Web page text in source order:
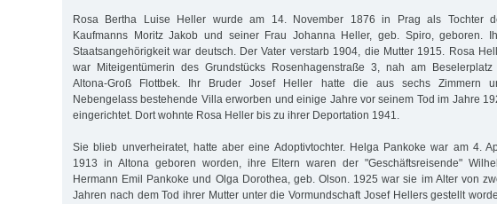
Rosa Bertha Luise Heller wurde am 14. November 1876 in Prag als Tochter
Kaufmanns Moritz Jakob und seiner Frau Johanna Heller, geb. Spiro, geboren.
Staatsangehörigkeit war deutsch. Der Vater verstarb 1904, die Mutter 1915. Rosa
war Miteigentümerin des Grundstücks Rosenhagenstraße 3, nah am Beselerplatz
Altona-Groß Flottbek. Ihr Bruder Josef Heller hatte die aus sechs Zimmern
Nebengelass bestehende Villa erworben und einige Jahre vor seinem Tod im Jahre
eingerichtet. Dort wohnte Rosa Heller bis zu ihrer Deportation 1941.
Sie blieb unverheiratet, hatte aber eine Adoptivtochter. Helga Pankoke war am 4.
1913 in Altona geboren worden, ihre Eltern waren der "Geschäftsreisende"
Hermann Emil Pankoke und Olga Dorothea, geb. Olson. 1925 war sie im Alter von
Jahren nach dem Tod ihrer Mutter unter die Vormundschaft Josef Hellers gestellt